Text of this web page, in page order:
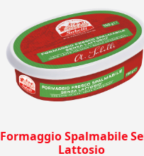
Formaggio Spalmabile
Lattosio